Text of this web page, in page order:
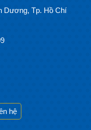
Dương, Tp. Hồ Chí
hệ